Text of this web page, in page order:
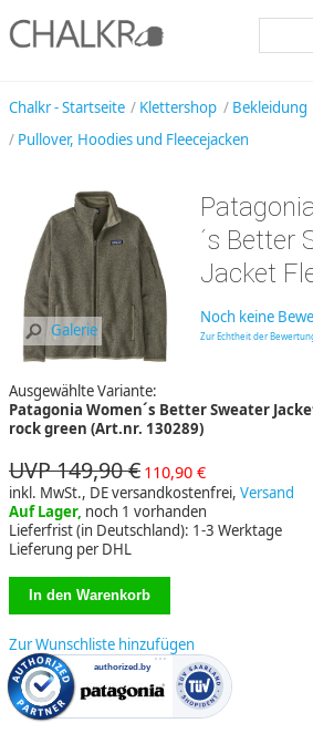
Chalkr - Startseite Klettershop
Bekleidung
Pullover, Hoodies und Fleecejacken
Galerie
´s Better
Jacket
Noch keine
Zur Echtheit der
Ausgewählte Variante:
Patagonia Women´s Better Sweater
rock green (Art.nr. 130289)
UVP 149,90 € 110,90 €
inkl. MwSt., DE versandkostenfrei, Versand
Auf Lager, noch 1 vorhanden
Lieferfrist (in Deutschland): 1-3 Werktage
Lieferung per DHL
Zur Wunschliste hinzufügen